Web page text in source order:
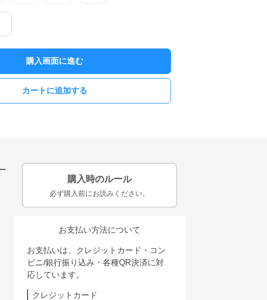
購入画面に進む
カートに追加する
購入時のルール
必ず購入前にお読みください。
お支払い方法について
お支払いは、クレジットカード・コン
ビニ/銀行振り込み・各種QR決済に対
応しています。
クレジットカード